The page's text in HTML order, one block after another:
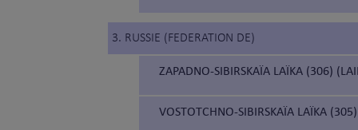
3. RUSSIE (FEDERATION DE)
ZAPADNO-SIBIRSKAÏA LAÏKA (306)
VOSTOTCHNO-SIBIRSKAÏA LAÏKA